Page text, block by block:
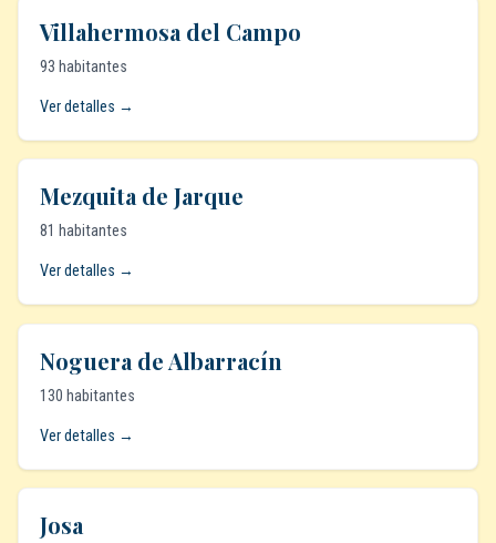
Villahermosa del Campo
93 habitantes
Ver detalles →
Mezquita de Jarque
81 habitantes
Ver detalles →
Noguera de Albarracín
130 habitantes
Ver detalles →
Josa